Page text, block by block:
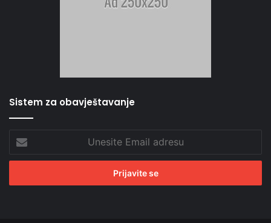
Sistem za obavještavanje
Unesite
Email
adresu